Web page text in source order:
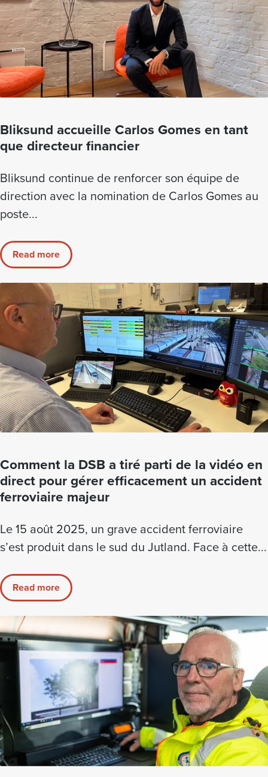
Bliksund accueille Carlos Gomes en tant
que directeur financier
Bliksund continue de renforcer son équipe de
direction avec la nomination de Carlos Gomes au
poste...
Read more
Comment la DSB a tiré parti de la vidéo en
direct pour gérer efficacement un accident
ferroviaire majeur
Le 15 août 2025, un grave accident ferroviaire
s’est produit dans le sud du Jutland. Face à cette...
Read more